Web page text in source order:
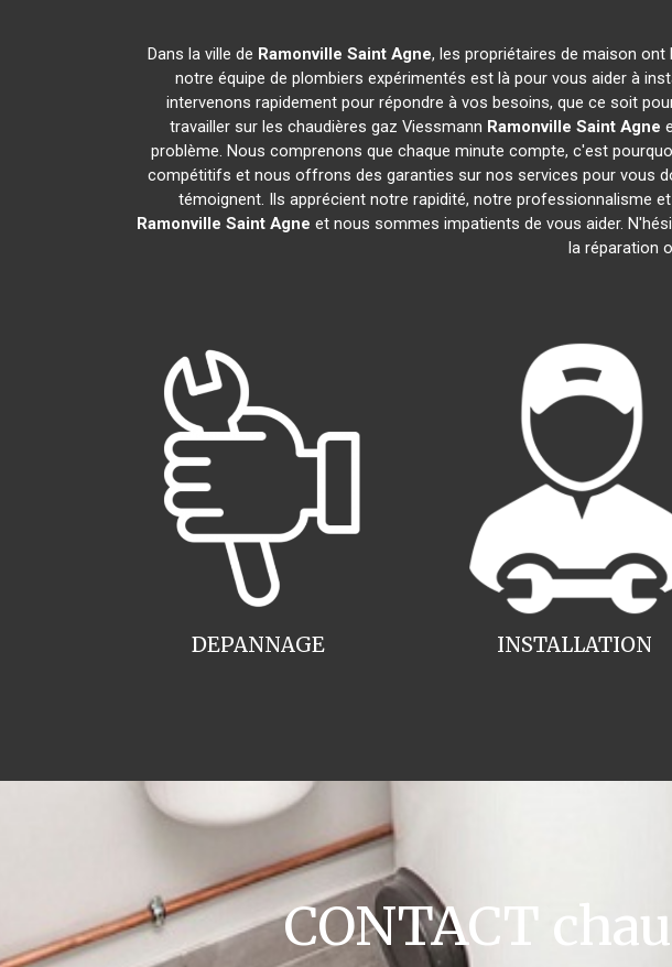
Dans la ville de Ramonville Saint Agne, les propriétaires de maison ont
notre équipe de plombiers expérimentés est là pour vous aider à
intervenons rapidement pour répondre à vos besoins, que ce soit
travailler sur les chaudières gaz Viessmann Ramonville Saint Agne
problème. Nous comprenons que chaque minute compte, c'est
compétitifs et nous offrons des garanties sur nos services pour vous
témoignent. Ils apprécient notre rapidité, notre professionnalisme
Ramonville Saint Agne et nous sommes impatients de vous aider.
la réparation
INSTALLATION
DEPANNAGE
CONTACT